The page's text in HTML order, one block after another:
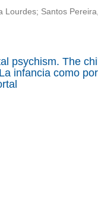
Lourdes; Santos
psychism. The
infancia como